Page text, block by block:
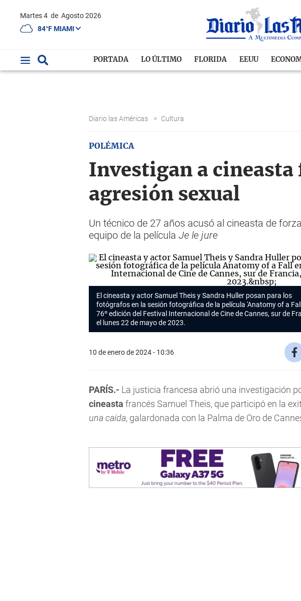
Martes 4 de Agosto 2026
84°F MIAMI
PORTADA LO ÚLTIMO FLORIDA EEUU
Diario las Américas > Cultura
POLÉMICA
Investigan a cineasta
agresión sexual
Un técnico de 27 años acusó al cineasta de
equipo de la película Je le jure
El cineasta y actor Samuel Theis y Sandra Huller posan para los
fotógrafos en la sesión fotográfica de la película 'Anatomy of a
76º edición del Festival Internacional de Cine de Cannes, sur de
el lunes 22 de mayo de 2023.
10 de enero de 2024 - 10:36
PARÍS.- La justicia francesa abrió una investigación
cineasta francés Samuel Theis, que participó en la
una caída, galardonada con la Palma de Oro de